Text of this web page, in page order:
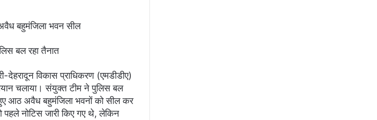
बहुमंजिला भवन सील
बल रहा तैनात
विकास प्राधिकरण (एमडीडीए)
चलाया। संयुक्त टीम ने पुलिस बल
हुए आठ अवैध बहुमंजिला भवनों को सील कर
पहले नोटिस जारी किए गए थे, लेकिन